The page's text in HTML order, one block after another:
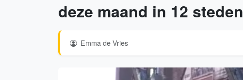
deze maand in 12 steden
Emma de Vries